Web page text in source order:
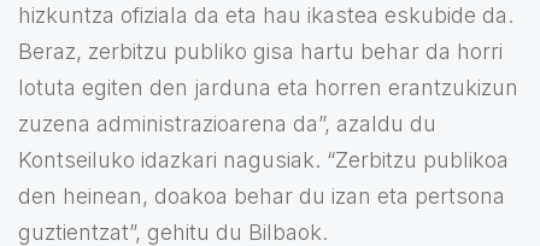
hizkuntza ofiziala da eta hau ikastea eskubide da.
Beraz, zerbitzu publiko gisa hartu behar da horri
lotuta egiten den jarduna eta horren erantzukizun
zuzena administrazioarena da”, azaldu du
Kontseiluko idazkari nagusiak. “Zerbitzu publikoa
den heinean, doakoa behar du izan eta pertsona
guztientzat”, gehitu du Bilbaok.